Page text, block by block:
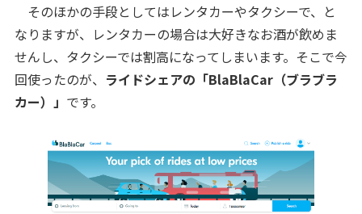
そのほかの手段としてはレンタカーやタクシーで、と
なりますが、レンタカーの場合は大好きなお酒が飲めま
せんし、タクシーでは割高になってしまいます。そこで今
回使ったのが、 ライドシェアの「BlaBlaCar（ブラブラ
カー）」 です。